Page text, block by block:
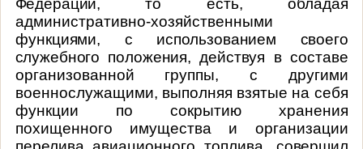
административно-хозяйственными
функциями, с использованием своего
служебного положения, действуя в составе
организованной группы, с другими
военнослужащими, выполняя взятые на себя
функции по сокрытию хранения
похищенного имущества и организации